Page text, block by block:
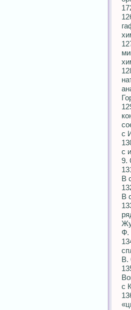
с
с
9.
В
В
Ф.
В.
с